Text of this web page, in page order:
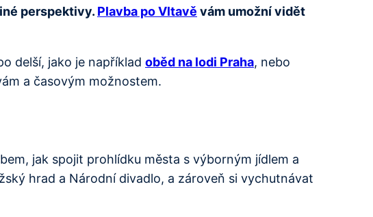
perspektivy. Plavba po Vltavě vám umožní vidět
delší, jako je například oběd na lodi Praha, nebo
a časovým možnostem.
jak spojit prohlídku města s výborným jídlem a
hrad a Národní divadlo, a zároveň si vychutnávat